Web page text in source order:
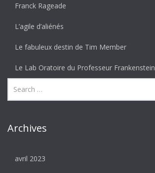
Franck Rageade
L’agile d’aliénés
Le fabuleux destin de Tim Member
Le Lab Oratoire du Professeur Frankenstein
Archives
avril 2023